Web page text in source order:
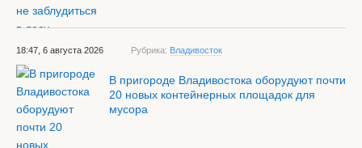
18:47, 6 августа 2026 Рубрика: Владивосток
В пригороде Владивостока оборудуют почти
20 новых контейнерных площадок для
мусора